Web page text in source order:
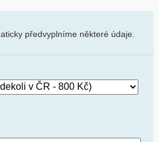
předvyplníme některé údaje.